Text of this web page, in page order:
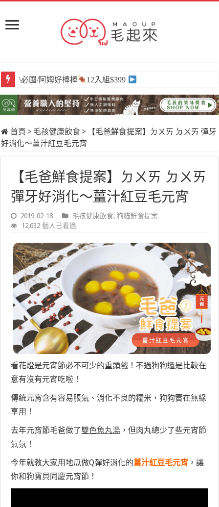
\獨家/原肉嫩鮮食 任選買6送3
首頁 > 毛孩健康飲食 >
【毛爸鮮食提案】ㄉㄨㄞ ㄉㄨㄞ 彈牙
好消化～薑汁紅豆毛元宵
【毛爸鮮食提案】ㄉㄨㄞ ㄉㄨㄞ
彈牙好消化～薑汁紅豆毛元宵
2019-02-18 毛孩健康飲食,狗貓鮮食提案
12,632 個人已看過
看花燈是元宵節必不可少的重頭戲！不過狗狗還是比較在
意有沒有元宵吃啦！
傳統元宵含有容易脹氣、消化不良的糯米，狗狗實在無緣
享用！
去年元宵節毛爸做了雙色魚丸湯 ，但肉丸總少了些元宵節
氣氛！
今年就教大家用地瓜做Q彈好消化的薑汁紅豆毛元宵 ，讓
你和狗寶貝同慶元宵節！